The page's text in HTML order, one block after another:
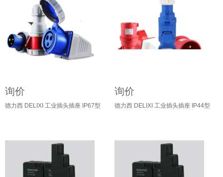
询价
德力西 DELIXI 工业插头插座 IP67型
询价
德力西 DELIXI 工业插头插座 IP44型